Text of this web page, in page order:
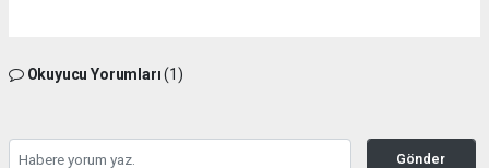
Okuyucu Yorumları(1)
Gönder